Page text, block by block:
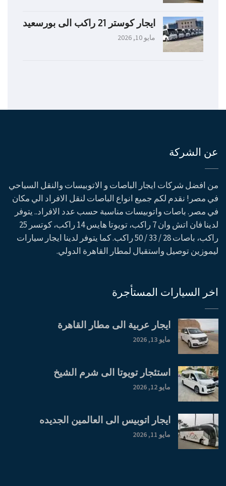
ايجار كوستر 21 راكب الى بورسعيد
مايو 10, 2026
عن الشركة
من افضل شركات ايجار الباصات و الاتوبيسات والنقل السياحي
في مصر! نقدم لكم جميع انواع الباصات لنقل الافراد الي مكان
في مصر. باصات واتوبيسات مناسبة حسب عدد الافراد.. يتوفر
لدينا فان اتش وان 7 راكب، تويوتا هايس 14 راكب، كوتسر 25
راكب، باصات 28 / 33 / 50 راكب. كما يتوفر لدينا ايجار سيارات
ليموزين توصيل واستقبال لمطار القاهرة الدولي.
اخر السيارات المستأجرة
ايجار عربية الى مطار القاهرة
مايو 13, 2026
استئجار تويوتا الى شرم الشيخ
مايو 12, 2026
ايجار اتوبيس الى العالمين الجديده
مايو 11, 2026